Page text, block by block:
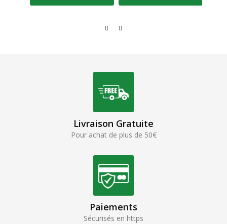
Livraison Gratuite
Pour achat de plus de 50€
Paiements
Sécurisés en https